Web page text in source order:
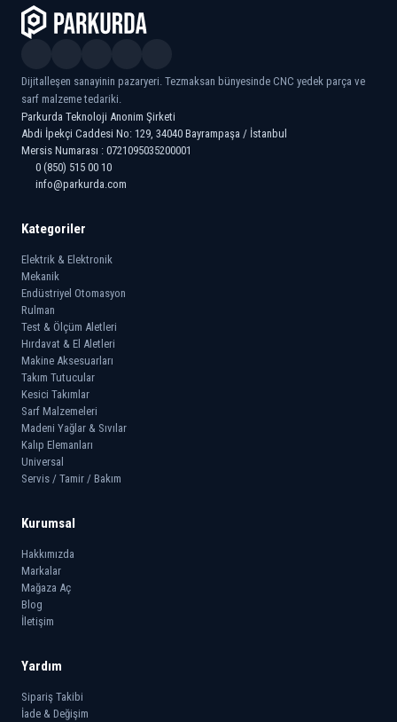
Dijitalleşen sanayinin pazaryeri. Tezmaksan bünyesinde CNC yedek parça ve
sarf malzeme tedariki.
Parkurda Teknoloji Anonim Şirketi
Abdi İpekçi Caddesi No: 129, 34040 Bayrampaşa / İstanbul
Mersis Numarası : 0721095035200001
0 (850) 515 00 10
info@parkurda.com
Kategoriler
Elektrik & Elektronik
Mekanik
Endüstriyel Otomasyon
Rulman
Test & Ölçüm Aletleri
Hırdavat & El Aletleri
Makine Aksesuarları
Takım Tutucular
Kesici Takımlar
Sarf Malzemeleri
Madeni Yağlar & Sıvılar
Kalıp Elemanları
Universal
Servis / Tamir / Bakım
Kurumsal
Hakkımızda
Markalar
Mağaza Aç
Blog
İletişim
Yardım
Sipariş Takibi
İade & Değişim